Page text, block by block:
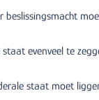
evenveel te
staat moet